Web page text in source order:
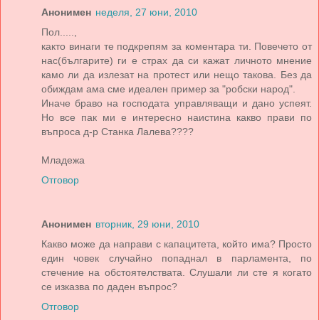
Анонимен неделя, 27 юни, 2010
Пол.....,
както винаги те подкрепям за коментара ти. Повечето от
нас(българите) ги е страх да си кажат личното мнение
камо ли да излезат на протест или нещо такова. Без да
обиждам ама сме идеален пример за "робски народ".
Иначе браво на господата управляващи и дано успеят.
Но все пак ми е интересно наистина какво прави по
въпроса д-р Станка Лалева????
Младежа
Отговор
Анонимен вторник, 29 юни, 2010
Какво може да направи с капацитета, който има? Просто
един човек случайно попаднал в парламента, по
стечение на обстоятелствата. Слушали ли сте я когато
се изказва по даден въпрос?
Отговор